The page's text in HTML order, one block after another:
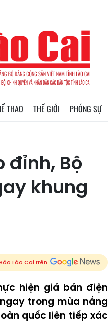
THAO THẾ GIỚI PHÓNG SỰ
đỉnh, Bộ
khung
Lào Cai trên
hiện giá bán điện
trong mùa nắng
quốc liên tiếp xác